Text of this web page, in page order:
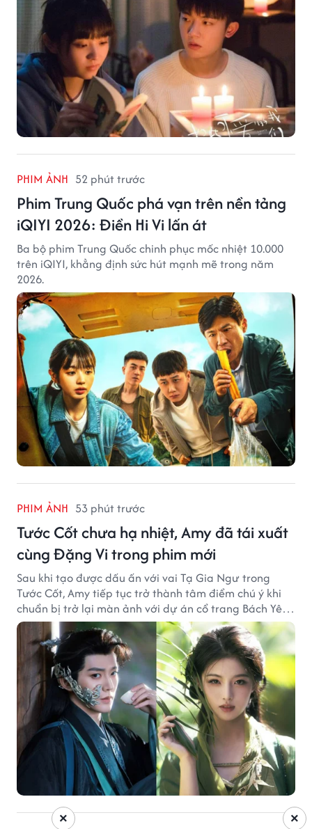
PHIM ẢNH 52 phút trước
Phim Trung Quốc phá vạn trên nền tảng
iQIYI 2026: Điền Hi Vi lấn át
Ba bộ phim Trung Quốc chinh phục mốc nhiệt 10.000
trên iQIYI, khẳng định sức hút mạnh mẽ trong năm
2026.
PHIM ẢNH 53 phút trước
Tước Cốt chưa hạ nhiệt, Amy đã tái xuất
cùng Đặng Vi trong phim mới
Sau khi tạo được dấu ấn với vai Tạ Gia Ngư trong
Tước Cốt, Amy tiếp tục trở thành tâm điểm chú ý khi
chuẩn bị trở lại màn ảnh với dự án cổ trang Bách Yêu
Phổ.
×
×